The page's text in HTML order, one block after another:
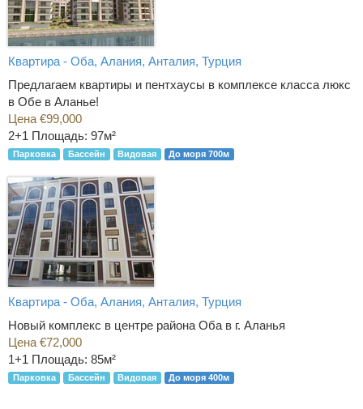
Квартира - Оба, Алания, Анталия, Турция
Предлагаем квартиры и пентхаусы в комплексе класса люкс
в Обе в Аланье!
Цена €99,000
2+1 Площадь: 97м²
Парковка Бассейн Видовая До моря 700м
Квартира - Оба, Алания, Анталия, Турция
Новый комплекс в центре района Оба в г. Аланья
Цена €72,000
1+1 Площадь: 85м²
Парковка Бассейн Видовая До моря 400м